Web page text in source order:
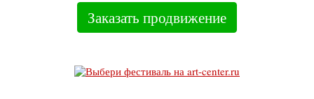
Заказать продвижение